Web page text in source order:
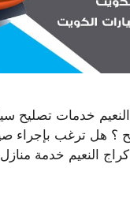
خدمات تصليح
؟ هل ترغب بإجراء
النعيم خدمة